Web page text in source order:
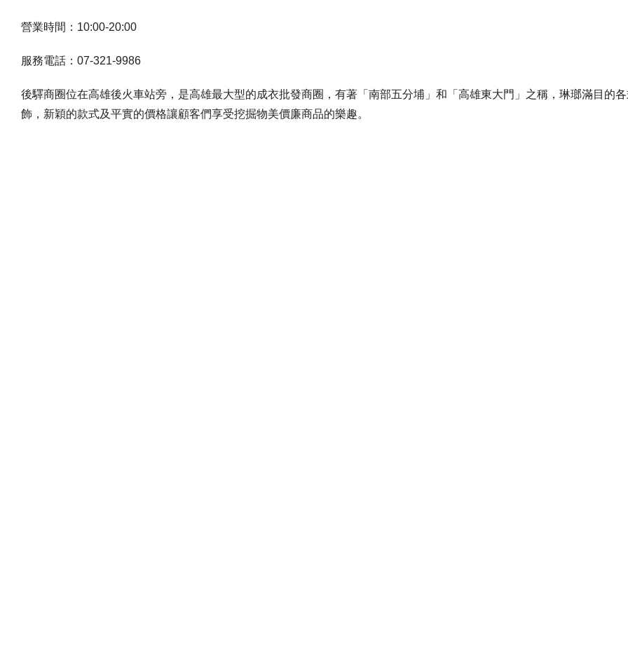
營業時間：10:00-20:00
服務電話：07-321-9986
後驛商圈位在高雄後火車站旁，是高雄最大型的成衣批發商圈，有著「南部五分埔」和「高雄東大門」之稱，琳瑯滿目的
飾，新穎的款式及平實的價格讓顧客們享受挖掘物美價廉商品的樂趣。